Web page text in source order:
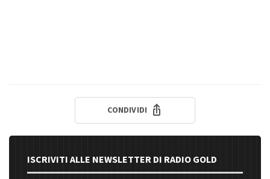
CONDIVIDI
ISCRIVITI ALLE NEWSLETTER DI RADIO GOLD